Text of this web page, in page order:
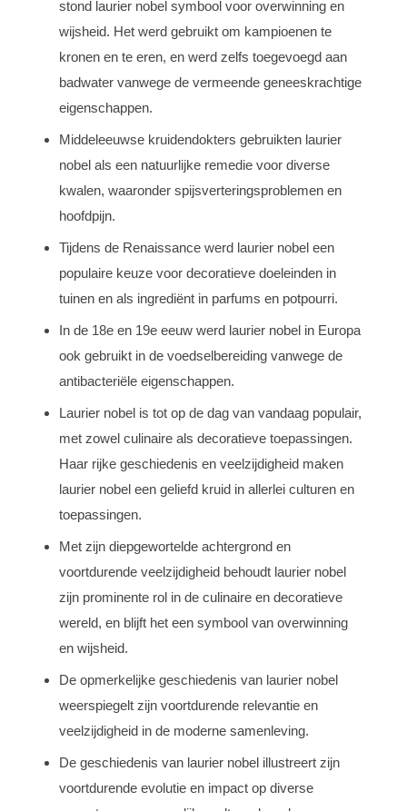
stond laurier nobel symbool voor overwinning en
wijsheid. Het werd gebruikt om kampioenen te
kronen en te eren, en werd zelfs toegevoegd aan
badwater vanwege de vermeende geneeskrachtige
eigenschappen.
Middeleeuwse kruidendokters gebruikten laurier
nobel als een natuurlijke remedie voor diverse
kwalen, waaronder spijsverteringsproblemen en
hoofdpijn.
Tijdens de Renaissance werd laurier nobel een
populaire keuze voor decoratieve doeleinden in
tuinen en als ingrediënt in parfums en potpourri.
In de 18e en 19e eeuw werd laurier nobel in Europa
ook gebruikt in de voedselbereiding vanwege de
antibacteriële eigenschappen.
Laurier nobel is tot op de dag van vandaag populair,
met zowel culinaire als decoratieve toepassingen.
Haar rijke geschiedenis en veelzijdigheid maken
laurier nobel een geliefd kruid in allerlei culturen en
toepassingen.
Met zijn diepgewortelde achtergrond en
voortdurende veelzijdigheid behoudt laurier nobel
zijn prominente rol in de culinaire en decoratieve
wereld, en blijft het een symbool van overwinning
en wijsheid.
De opmerkelijke geschiedenis van laurier nobel
weerspiegelt zijn voortdurende relevantie en
veelzijdigheid in de moderne samenleving.
De geschiedenis van laurier nobel illustreert zijn
voortdurende evolutie en impact op diverse